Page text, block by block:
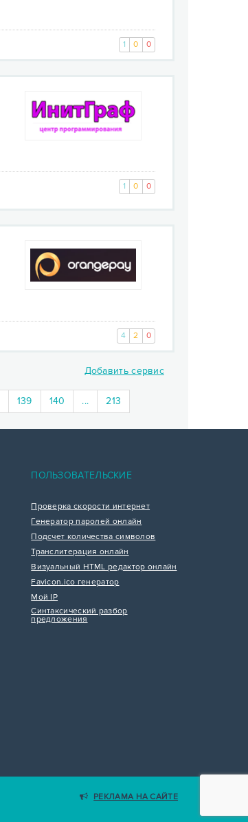
1 0 0
1 0 0
4 2 0
Добавить сервис
139 140 ... 213
ПОЛЬЗОВАТЕЛЬСКИЕ
Проверка скорости интернет
Генератор паролей онлайн
Подсчет количества символов
Транслитерация онлайн
Визуальный HTML редактор онлайн
Favicon.ico генератор
Мой IP
Синтаксический разбор
предложения
РЕКЛАМА НА САЙТЕ